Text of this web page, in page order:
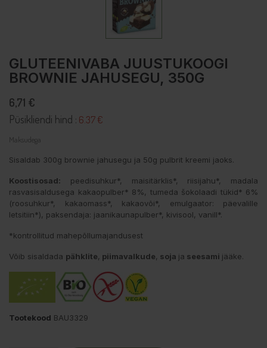
GLUTEENIVABA JUUSTUKOOGI
BROWNIE JAHUSEGU, 350G
6,71 €
Püsikliendi hind : 6.37 €
Maksudega
Sisaldab 300g brownie jahusegu ja 50g pulbrit kreemi jaoks.
Koostisosad: peedisuhkur*, maisitärklis*, riisijahu*, madala
rasvasisaldusega kakaopulber* 8%, tumeda šokolaadi tükid* 6%
(roosuhkur*, kakaomass*, kakaovõi*, emulgaator: päevalille
letsitiin*), paksendaja: jaanikaunapulber*, kivisool, vanill*.
*kontrollitud mahepõllumajandusest
Võib sisaldada pähklite, piimavalkude, soja ja seesami jääke.
Tootekood BAU3329